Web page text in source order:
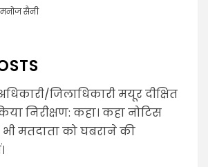
मनोज सैनी
जिलाधिकारी मयूर दीक्षित
निरीक्षण: कहा। कहा नोटिस
मतदाता को घबराने की